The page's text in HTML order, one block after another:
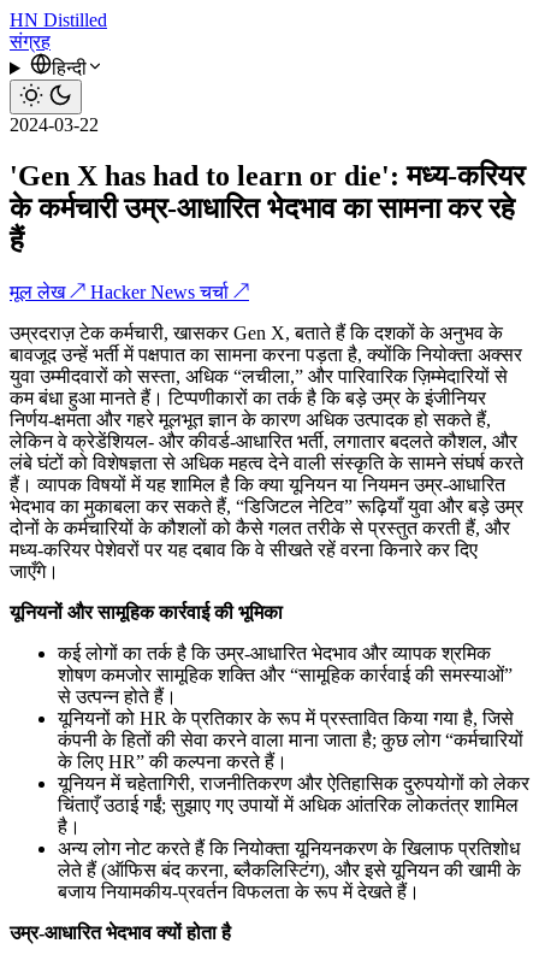
HN Distilled
संग्रह
हिन्दी
2024-03-22
'Gen X has had to learn or die': मध्य-करियर
के कर्मचारी उम्र-आधारित भेदभाव का सामना कर रहे
हैं
मूल लेख ↗ Hacker News चर्चा ↗
उम्रदराज़ टेक कर्मचारी, खासकर Gen X, बताते हैं कि दशकों के अनुभव के
बावजूद उन्हें भर्ती में पक्षपात का सामना करना पड़ता है, क्योंकि नियोक्ता अक्सर
युवा उम्मीदवारों को सस्ता, अधिक “लचीला,” और पारिवारिक ज़िम्मेदारियों से
कम बंधा हुआ मानते हैं। टिप्पणीकारों का तर्क है कि बड़े उम्र के इंजीनियर
निर्णय-क्षमता और गहरे मूलभूत ज्ञान के कारण अधिक उत्पादक हो सकते हैं,
लेकिन वे क्रेडेंशियल- और कीवर्ड-आधारित भर्ती, लगातार बदलते कौशल, और
लंबे घंटों को विशेषज्ञता से अधिक महत्व देने वाली संस्कृति के सामने संघर्ष करते
हैं। व्यापक विषयों में यह शामिल है कि क्या यूनियन या नियमन उम्र-आधारित
भेदभाव का मुकाबला कर सकते हैं, “डिजिटल नेटिव” रूढ़ियाँ युवा और बड़े उम्र
दोनों के कर्मचारियों के कौशलों को कैसे गलत तरीके से प्रस्तुत करती हैं, और
मध्य-करियर पेशेवरों पर यह दबाव कि वे सीखते रहें वरना किनारे कर दिए
जाएँगे।
यूनियनों और सामूहिक कार्रवाई की भूमिका
कई लोगों का तर्क है कि उम्र-आधारित भेदभाव और व्यापक श्रमिक
शोषण कमजोर सामूहिक शक्ति और “सामूहिक कार्रवाई की समस्याओं”
से उत्पन्न होते हैं।
यूनियनों को HR के प्रतिकार के रूप में प्रस्तावित किया गया है, जिसे
कंपनी के हितों की सेवा करने वाला माना जाता है; कुछ लोग “कर्मचारियों
के लिए HR” की कल्पना करते हैं।
यूनियन में चहेतागिरी, राजनीतिकरण और ऐतिहासिक दुरुपयोगों को लेकर
चिंताएँ उठाई गईं; सुझाए गए उपायों में अधिक आंतरिक लोकतंत्र शामिल
है।
अन्य लोग नोट करते हैं कि नियोक्ता यूनियनकरण के खिलाफ प्रतिशोध
लेते हैं (ऑफिस बंद करना, ब्लैकलिस्टिंग), और इसे यूनियन की खामी के
बजाय नियामकीय-प्रवर्तन विफलता के रूप में देखते हैं।
उम्र-आधारित भेदभाव क्यों होता है